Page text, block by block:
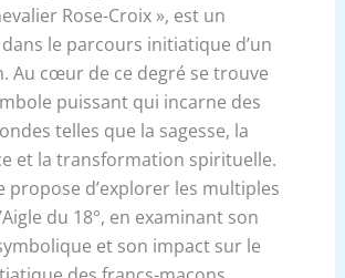
Rose-Croix », est un
le parcours initiatique d’un
Au cœur de ce degré se trouve
puissant qui incarne des
telles que la sagesse, la
et la transformation spirituelle.
propose d’explorer les multiples
du 18°, en examinant son
et son impact sur le